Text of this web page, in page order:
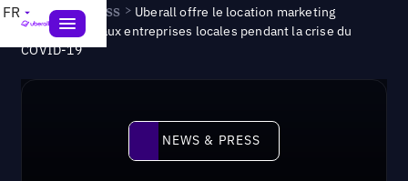
FR News & Press > Uberall offre le location marketing
gratuitement aux entreprises locales pendant la crise du
COVID-19
News & Press
NEWS & PRESS